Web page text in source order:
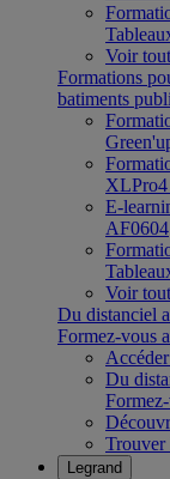
Voir
Formations
batiments
XLPro4
E-
AF0604
Voir
Du distanciel
Formez-vous
Du
Trouver
Legrand